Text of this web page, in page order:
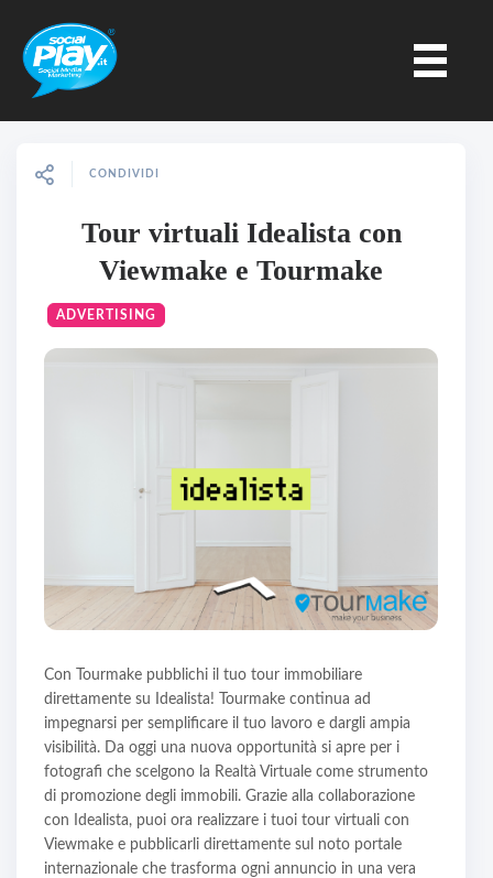
CONDIVIDI
Tour virtuali Idealista con
Viewmake e Tourmake
ADVERTISING
Con Tourmake pubblichi il tuo tour immobiliare
direttamente su Idealista! Tourmake continua ad
impegnarsi per semplificare il tuo lavoro e dargli ampia
visibilità. Da oggi una nuova opportunità si apre per i
fotografi che scelgono la Realtà Virtuale come strumento
di promozione degli immobili. Grazie alla collaborazione
con Idealista, puoi ora realizzare i tuoi tour virtuali con
Viewmake e pubblicarli direttamente sul noto portale
internazionale che trasforma ogni annuncio in una vera